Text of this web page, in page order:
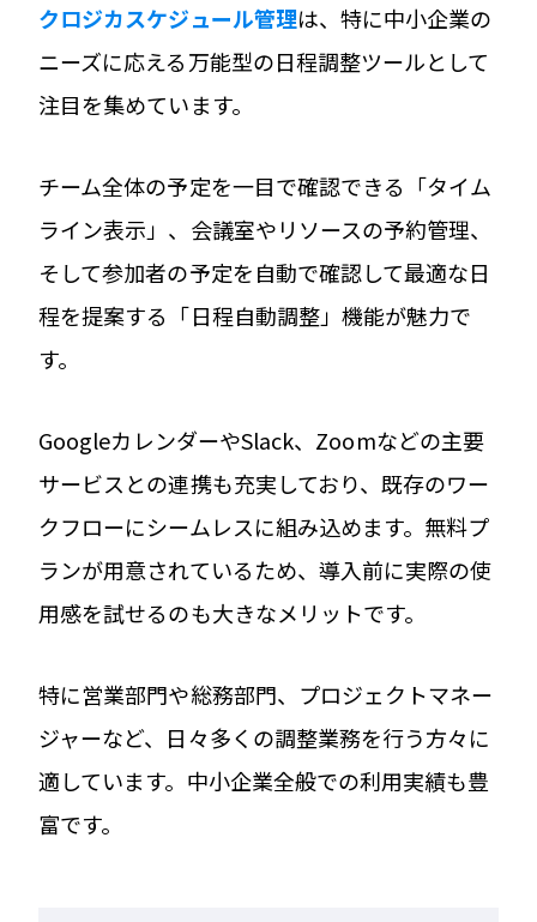
クロジカスケジュール管理は、特に中小企業の
ニーズに応える万能型の日程調整ツールとして
注目を集めています。
チーム全体の予定を一目で確認できる「タイム
ライン表示」、会議室やリソースの予約管理、
そして参加者の予定を自動で確認して最適な日
程を提案する「日程自動調整」機能が魅力で
す。
GoogleカレンダーやSlack、Zoomなどの主要
サービスとの連携も充実しており、既存のワー
クフローにシームレスに組み込めます。無料プ
ランが用意されているため、導入前に実際の使
用感を試せるのも大きなメリットです。
特に営業部門や総務部門、プロジェクトマネー
ジャーなど、日々多くの調整業務を行う方々に
適しています。中小企業全般での利用実績も豊
富です。